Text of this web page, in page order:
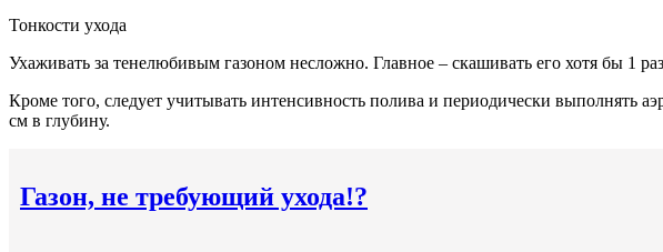
Тонкости ухода
Ухаживать за тенелюбивым газоном несложно. Главное – скашивать его хотя бы 1
Кроме того, следует учитывать интенсивность полива и периодически
см в глубину.
Газон, не требующий ухода!?